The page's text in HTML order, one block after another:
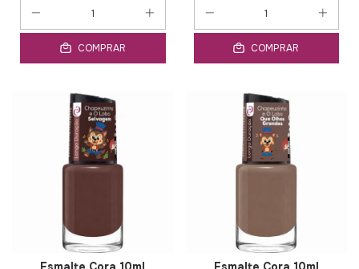
COMPRAR COMPRAR